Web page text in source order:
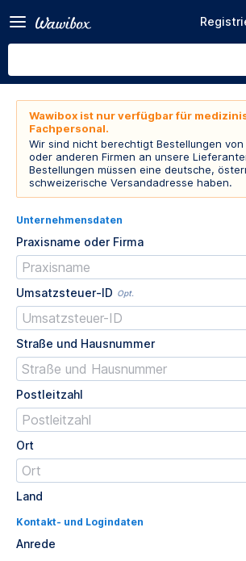
Wawibox ist nur verfügbar für
Fachpersonal.
Wir sind nicht berechtigt Bestellungen
oder anderen Firmen an unsere
Bestellungen müssen eine deutsche,
schweizerische Versandadresse haben.
Unternehmensdaten
Praxisname oder Firma
Umsatzsteuer-ID Opt.
Straße und Hausnummer
Postleitzahl
Ort
Land
Kontakt- und Logindaten
Anrede